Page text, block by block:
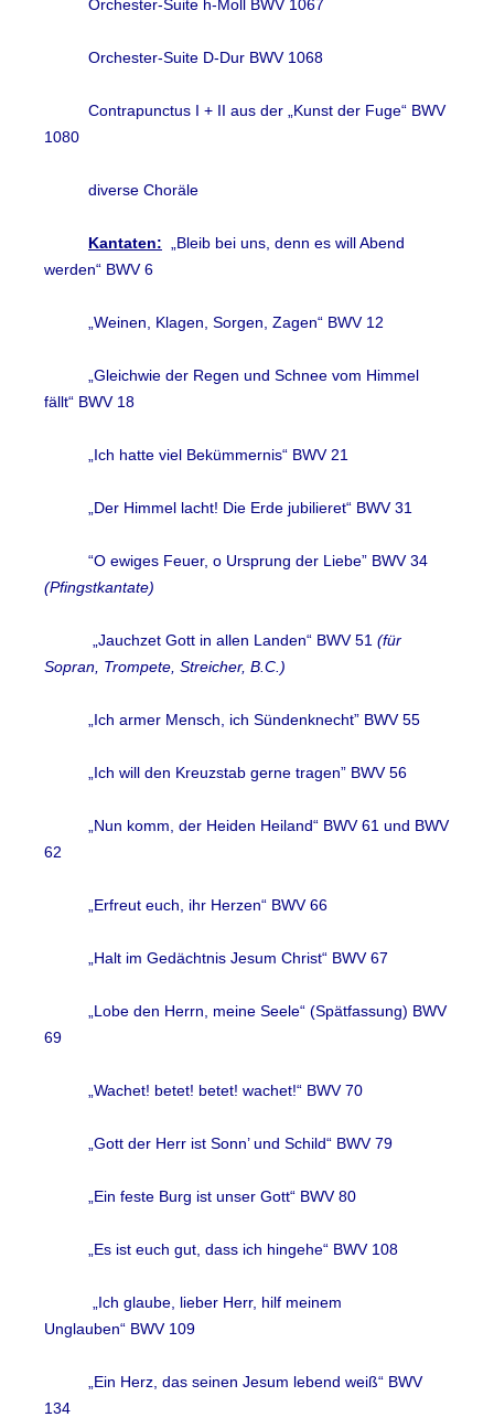
Orchester-Suite h-Moll BWV 1067
Orchester-Suite D-Dur BWV 1068
Contrapunctus I + II aus der „Kunst der Fuge“ BWV
1080
diverse Choräle
Kantaten:
„Bleib bei uns, denn es will Abend
werden“ BWV 6
„Weinen, Klagen, Sorgen, Zagen“ BWV 12
„Gleichwie der Regen und Schnee vom Himmel
fällt“ BWV 18
„Ich hatte viel Bekümmernis“ BWV 21
„Der Himmel lacht! Die Erde jubilieret“ BWV 31
“O ewiges Feuer, o Ursprung der Liebe” BWV 34
(Pfingstkantate)
„Jauchzet Gott in allen Landen“ BWV 51 (für
Sopran, Trompete, Streicher, B.C.)
„Ich armer Mensch, ich Sündenknecht” BWV 55
„Ich will den Kreuzstab gerne tragen” BWV 56
„Nun komm, der Heiden Heiland“ BWV 61 und BWV
62
„Erfreut euch, ihr Herzen“ BWV 66
„Halt im Gedächtnis Jesum Christ“ BWV 67
„Lobe den Herrn, meine Seele“ (Spätfassung) BWV
69
„Wachet! betet! betet! wachet!“ BWV 70
„Gott der Herr ist Sonn’ und Schild“ BWV 79
„Ein feste Burg ist unser Gott“ BWV 80
„Es ist euch gut, dass ich hingehe“ BWV 108
„Ich glaube, lieber Herr, hilf meinem
Unglauben“ BWV 109
„Ein Herz, das seinen Jesum lebend weiß“ BWV
134